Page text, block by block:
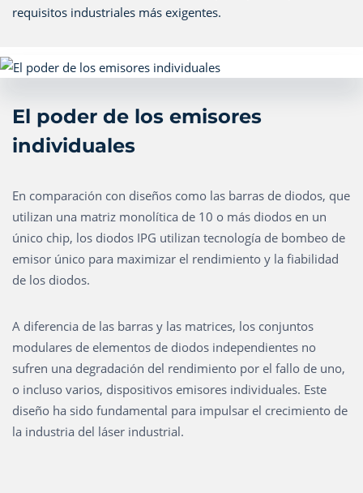
requisitos industriales más exigentes.
El poder de los emisores
individuales
En comparación con diseños como las barras de diodos, que
utilizan una matriz monolítica de 10 o más diodos en un
único chip, los diodos IPG utilizan tecnología de bombeo de
emisor único para maximizar el rendimiento y la fiabilidad
de los diodos.
A diferencia de las barras y las matrices, los conjuntos
modulares de elementos de diodos independientes no
sufren una degradación del rendimiento por el fallo de uno,
o incluso varios, dispositivos emisores individuales. Este
diseño ha sido fundamental para impulsar el crecimiento de
la industria del láser industrial.